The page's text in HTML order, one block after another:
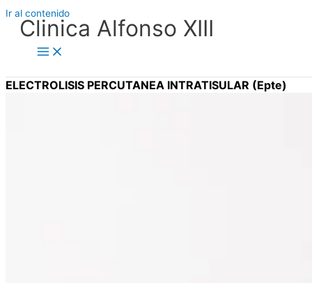
Ir al contenido
Clinica Alfonso XIII
ELECTROLISIS PERCUTANEA INTRATISULAR (Epte)